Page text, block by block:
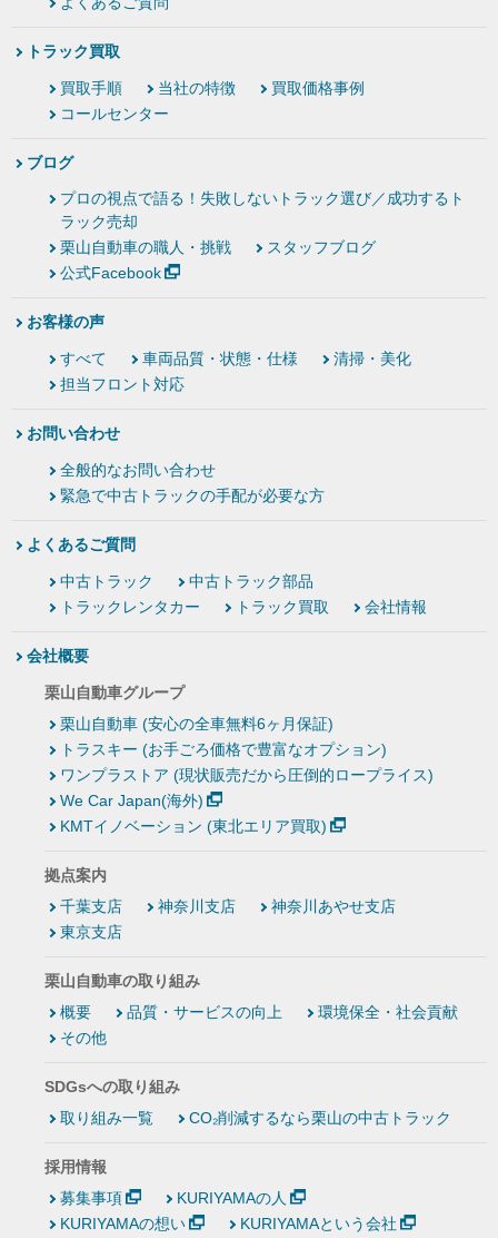
トラック買取
買取手順 当社の特徴
買取価格事例
コールセンター
ブログ
プロの視点で語る！失敗しないトラック選び／成功するト
ラック売却
栗山自動車の職人・挑戦
スタッフブログ
公式Facebook
お客様の声
すべて 車両品質・状態・仕様
清掃・美化
担当フロント対応
お問い合わせ
全般的なお問い合わせ
緊急で中古トラックの手配が必要な方
よくあるご質問
中古トラック
中古トラック部品
トラックレンタカー
トラック買取 会社情報
会社概要
栗山自動車グループ
栗山自動車 (安心の全車無料6ヶ月保証)
トラスキー (お手ごろ価格で豊富なオプション)
ワンプラストア (現状販売だから圧倒的ロープライス)
We Car Japan(海外)
KMTイノベーション (東北エリア買取)
拠点案内
千葉支店
神奈川支店
神奈川あやせ支店
東京支店
栗山自動車の取り組み
概要
品質・サービスの向上
環境保全・社会貢献
その他
SDGsへの取り組み
取り組み一覧
CO₂削減するなら栗山の中古トラック
採用情報
募集事項
KURIYAMAの人
KURIYAMAの想い
KURIYAMAという会社